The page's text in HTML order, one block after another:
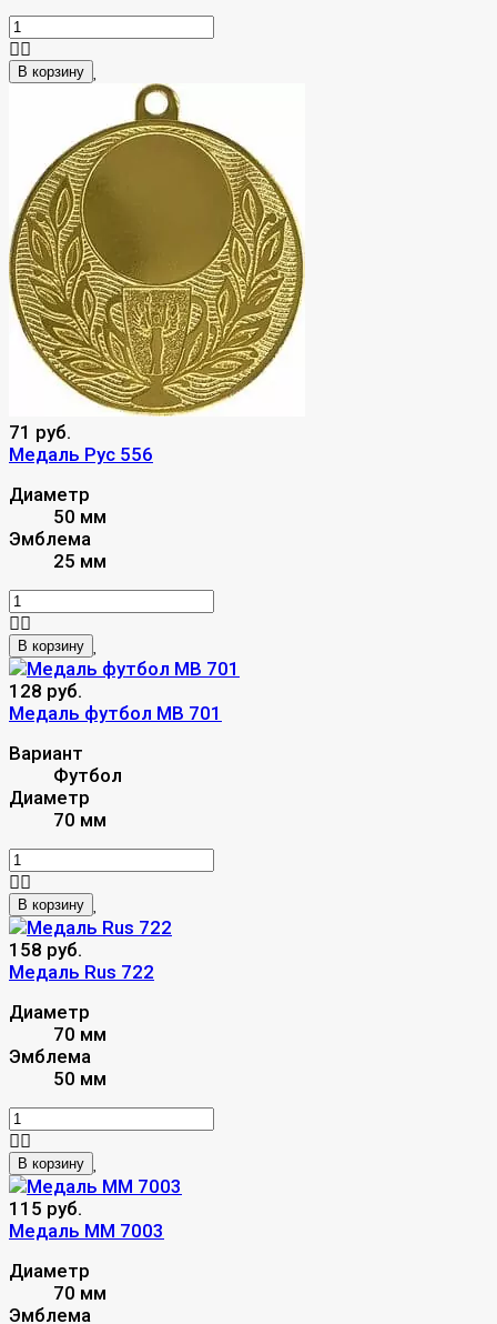
В корзину
71 руб.
Медаль Рус 556
Диаметр
50 мм
Эмблема
25 мм
В корзину
128 руб.
Медаль футбол MB 701
Вариант
Футбол
Диаметр
70 мм
В корзину
158 руб.
Медаль Rus 722
Диаметр
70 мм
Эмблема
50 мм
В корзину
115 руб.
Медаль MM 7003
Диаметр
70 мм
Эмблема